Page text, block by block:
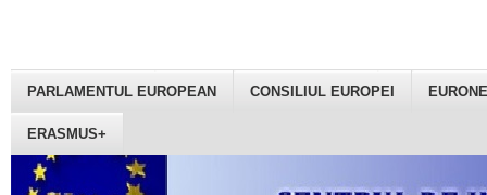
PARLAMENTUL EUROPEAN CONSILIUL EUROPEI
ERASMUS+